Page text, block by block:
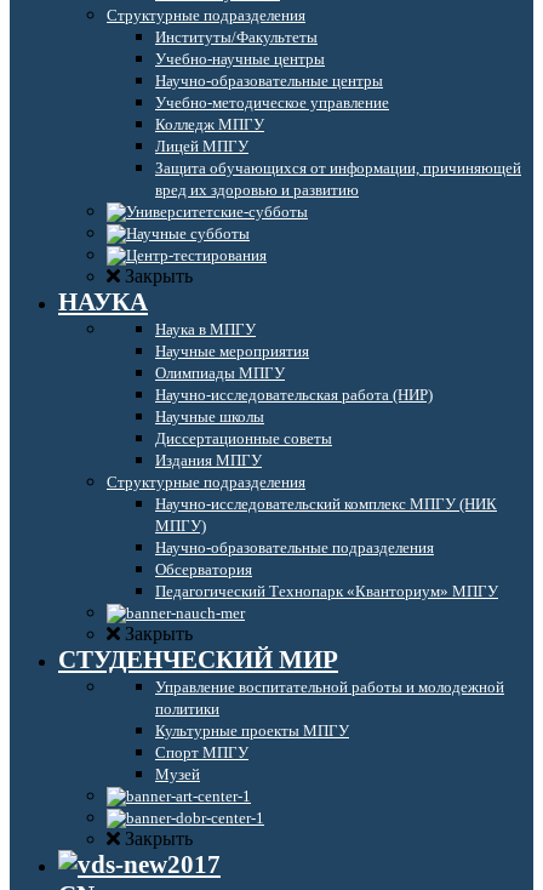
Структурные подразделения
Институты/Факультеты
Учебно-научные центры
Научно-образовательные центры
Учебно-методическое управление
Колледж МПГУ
Лицей МПГУ
Защита обучающихся от информации, причиняющей
вред их здоровью и развитию
Закрыть
НАУКА
Наука в МПГУ
Научные мероприятия
Олимпиады МПГУ
Научно-исследовательская работа (НИР)
Научные школы
Диссертационные советы
Издания МПГУ
Структурные подразделения
Научно-исследовательский комплекс МПГУ (НИК
МПГУ)
Научно-образовательные подразделения
Обсерватория
Педагогический Технопарк «Кванториум» МПГУ
Закрыть
СТУДЕНЧЕСКИЙ МИР
Управление воспитательной работы и молодежной
политики
Культурные проекты МПГУ
Спорт МПГУ
Музей
Закрыть